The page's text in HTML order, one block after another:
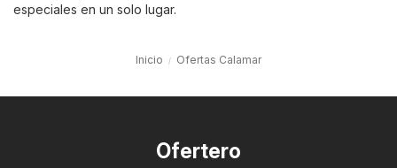
especiales en un solo lugar.
Inicio Ofertas Calamar
Ofertero